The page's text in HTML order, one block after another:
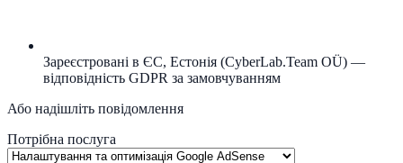
Зареєстровані в ЄС, Естонія (CyberLab.Team OÜ) —
відповідність GDPR за замовчуванням
Або надішліть повідомлення
Потрібна послуга